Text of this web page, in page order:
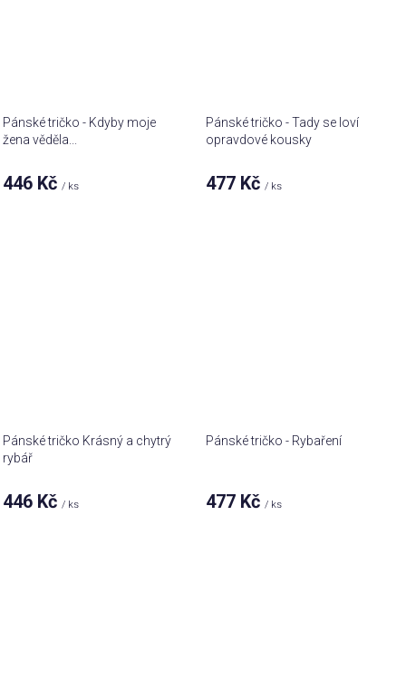
Pánské tričko - Kdyby moje
žena věděla...
446 Kč/ ks
Pánské tričko - Tady se loví
opravdové kousky
477 Kč/ ks
Pánské tričko Krásný a chytrý
rybář
446 Kč / ks
Pánské tričko - Rybaření
477 Kč / ks